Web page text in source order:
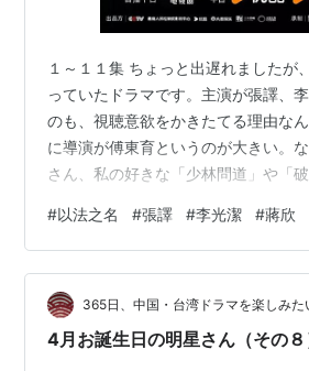
１～１１集 ちょっと出遅れましたが
っていたドラマです。主演が張譯、
のも、視聴意欲をかきたてる理由な
に導演が傅東育というのが大きい。
さん、私の好きな「少林問道」や「
がら、ずるずる見ないままになってし
舞にはしないぞとちょっと力こぶい
ラマは、一人の男が凍り付いた川に
け、その穴に投身自殺をしたと見える
す。いっちゃなんだが、中華ミステ
#以法之名 #張譯 #李光潔 #蔣欣
365日、中国・台湾ドラマを楽しみた
4月お誕生日の明星さん（その８